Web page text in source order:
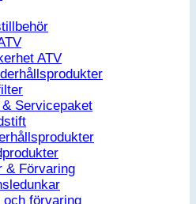
ATV
Servicepaket
& Förvaring
och förvaring